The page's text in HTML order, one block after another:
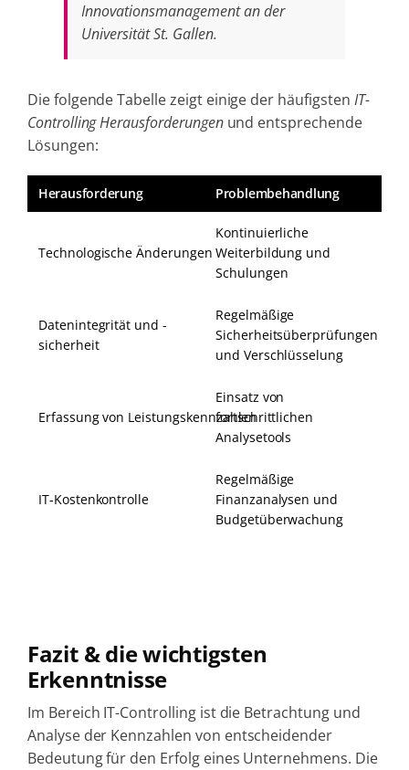
Innovationsmanagement an der
Universität St. Gallen.
Die folgende Tabelle zeigt einige der häufigsten IT-
Controlling Herausforderungenund entsprechende
Lösungen:
Herausforderung Problembehandlung
Technologische Änderungen
Kontinuierliche
Weiterbildung und
Schulungen
Datenintegrität und -
sicherheit
Regelmäßige
Sicherheitsüberprüfungen
und Verschlüsselung
Erfassung von Leistungskennzahlen
Einsatz von
fortschrittlichen
Analysetools
IT‑Kostenkontrolle
Regelmäßige
Finanzanalysen und
Budgetüberwachung
Fazit & die wichtigsten
Erkenntnisse
Im Bereich IT-Controlling ist die Betrachtung und
Analyse der Kennzahlen von entscheidender
Bedeutung für den Erfolg eines Unternehmens. Die